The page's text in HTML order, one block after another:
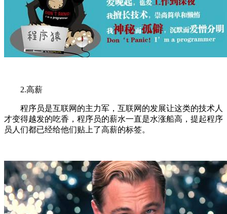
2.高薪
程序员是互联网的主力军，互联网的发展让这类的技术人
才变得越发的吃香，程序员的薪水一直是水涨船高，提起程序
员人们都已经给他们贴上了高薪的标签。